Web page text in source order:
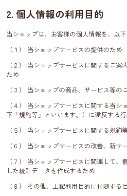
2. 個人情報の利用目的
当ショップは、お客様の個人情報を、以
（１） 当ショップサービスの提供のため
（２） 当ショップサービスに関するご
ため
（３） 当ショップの商品、サービス等の
（４） 当ショップサービスに関する当
下「規約等」といいます。）に違反する
（５） 当ショップサービスに関する規約
（６） 当ショップサービスの改善、新
（７） 当ショップサービスに関連して
した統計データを作成するため
（８） その他、上記利用目的に付随する